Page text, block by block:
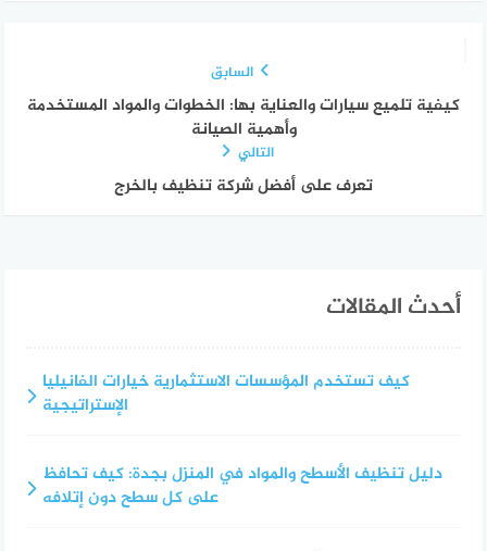
السابق
كيفية تلميع سيارات والعناية بها: الخطوات والمواد المستخدمة
وأهمية الصيانة
التالي
تعرف على أفضل شركة تنظيف بالخرج
أحدث المقالات
كيف تستخدم المؤسسات الاستثمارية خيارات الفانيليا
الإستراتيجية
دليل تنظيف الأسطح والمواد في المنزل بجدة: كيف تحافظ
على كل سطح دون إتلافه